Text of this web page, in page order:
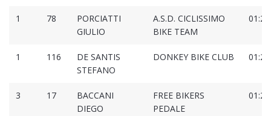
1 78
PORCIATTI
GIULIO
A.S.D. CICLISSIMO
BIKE TEAM
1 116
DE SANTIS
STEFANO
DONKEY BIKE CLUB
3 17
BACCANI
DIEGO
FREE BIKERS
PEDALE